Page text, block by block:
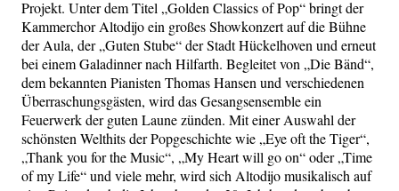
Projekt. Unter dem Titel „Golden Classics of Pop“ bringt der
Kammerchor Altodijo ein großes Showkonzert auf die Bühne
der Aula, der „Guten Stube“ der Stadt Hückelhoven und erneut
bei einem Galadinner nach Hilfarth. Begleitet von „Die Bänd“,
dem bekannten Pianisten Thomas Hansen und verschiedenen
Überraschungsgästen, wird das Gesangsensemble ein
Feuerwerk der guten Laune zünden. Mit einer Auswahl der
schönsten Welthits der Popgeschichte wie „Eye oft the Tiger“,
„Thank you for the Music“, „My Heart will go on“ oder „Time
of my Life“ und viele mehr, wird sich Altodijo musikalisch auf